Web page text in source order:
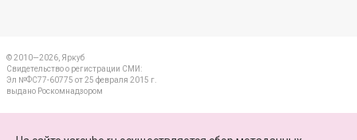
© 2010—2026, Яркуб
Свидетельство о регистрации СМИ:
Эл №ФС77-60775 от 25 февраля 2015 г.
выдано Роскомнадзором